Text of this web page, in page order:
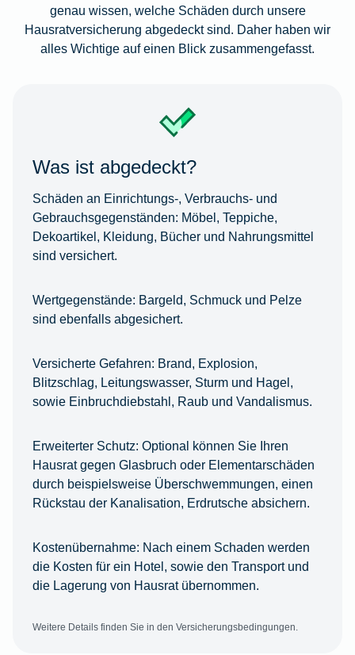
genau wissen, welche Schäden durch unsere
Hausratversicherung abgedeckt sind. Daher haben wir
alles Wichtige auf einen Blick zusammengefasst.
Was ist abgedeckt?
Schäden an Einrichtungs-, Verbrauchs- und
Gebrauchsgegenständen: Möbel, Teppiche,
Dekoartikel, Kleidung, Bücher und Nahrungsmittel
sind versichert.
Wertgegenstände: Bargeld, Schmuck und Pelze
sind ebenfalls abgesichert.
Versicherte Gefahren: Brand, Explosion,
Blitzschlag, Leitungswasser, Sturm und Hagel,
sowie Einbruchdiebstahl, Raub und Vandalismus.
Erweiterter Schutz: Optional können Sie Ihren
Hausrat gegen Glasbruch oder Elementarschäden
durch beispielsweise Überschwemmungen, einen
Rückstau der Kanalisation, Erdrutsche absichern.
Kostenübernahme: Nach einem Schaden werden
die Kosten für ein Hotel, sowie den Transport und
die Lagerung von Hausrat übernommen.
Weitere Details finden Sie in den Versicherungsbedingungen.